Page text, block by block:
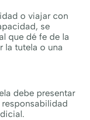
o viajar con
se
que dé fe de la
la tutela o una
debe presentar